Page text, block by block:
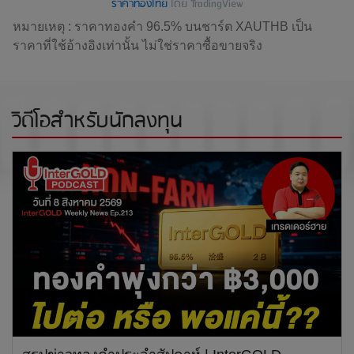
ราคาทองไทยโดย TradingView
หมายเหตุ : ราคาทองคำ 96.5% บนชาร์ต XAUTHB เป็น
ราคาที่ใช้อ้างอิงเท่านั้น ไม่ใช่ราคาซื้อขายจริง
วิดีโอสำหรับนักลงทุน